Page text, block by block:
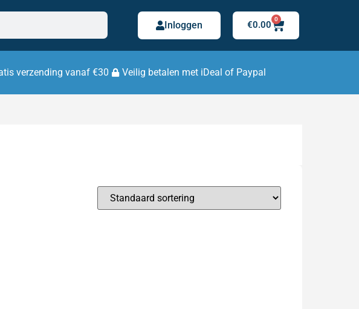
Inloggen €0.00
0
verzending vanaf €30 Veilig betalen met iDeal of Paypal